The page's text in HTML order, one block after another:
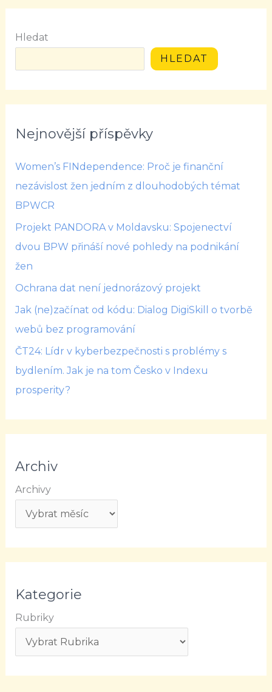
Hledat
HLEDAT
Nejnovější příspěvky
Women’s FINdependence: Proč je finanční
nezávislost žen jedním z dlouhodobých témat
BPWCR
Projekt PANDORA v Moldavsku: Spojenectví
dvou BPW přináší nové pohledy na podnikání
žen
Ochrana dat není jednorázový projekt
Jak (ne)začínat od kódu: Dialog DigiSkill o tvorbě
webů bez programování
ČT24: Lídr v kyberbezpečnosti s problémy s
bydlením. Jak je na tom Česko v Indexu
prosperity?
Archiv
Archivy
Kategorie
Rubriky